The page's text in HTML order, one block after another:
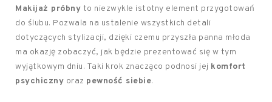
Makijaż próbny to niezwykle istotny element przygotowań
do ślubu. Pozwala na ustalenie wszystkich detali
dotyczących stylizacji, dzięki czemu przyszła panna młoda
ma okazję zobaczyć, jak będzie prezentować się w tym
wyjątkowym dniu. Taki krok znacząco podnosi jej komfort
psychiczny oraz pewność siebie.